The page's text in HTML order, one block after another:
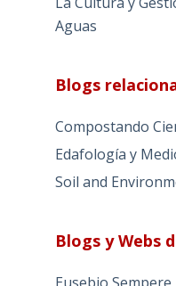
Aguas
Blogs
Compostando
Edafología y
Soil and
Blogs y Webs